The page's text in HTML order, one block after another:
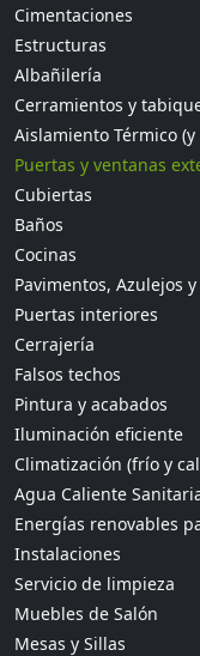
Cimentaciones
Estructuras
Albañilería
Cerramientos y
Aislamiento Térmico (y
Puertas y ventanas
Cubiertas
Baños
Cocinas
Pavimentos, Azulejos
Puertas interiores
Cerrajería
Falsos techos
Pintura y acabados
Iluminación eficiente
Climatización (frío y
Agua Caliente
Energías renovables
Instalaciones
Servicio de limpieza
Muebles de Salón
Mesas y Sillas